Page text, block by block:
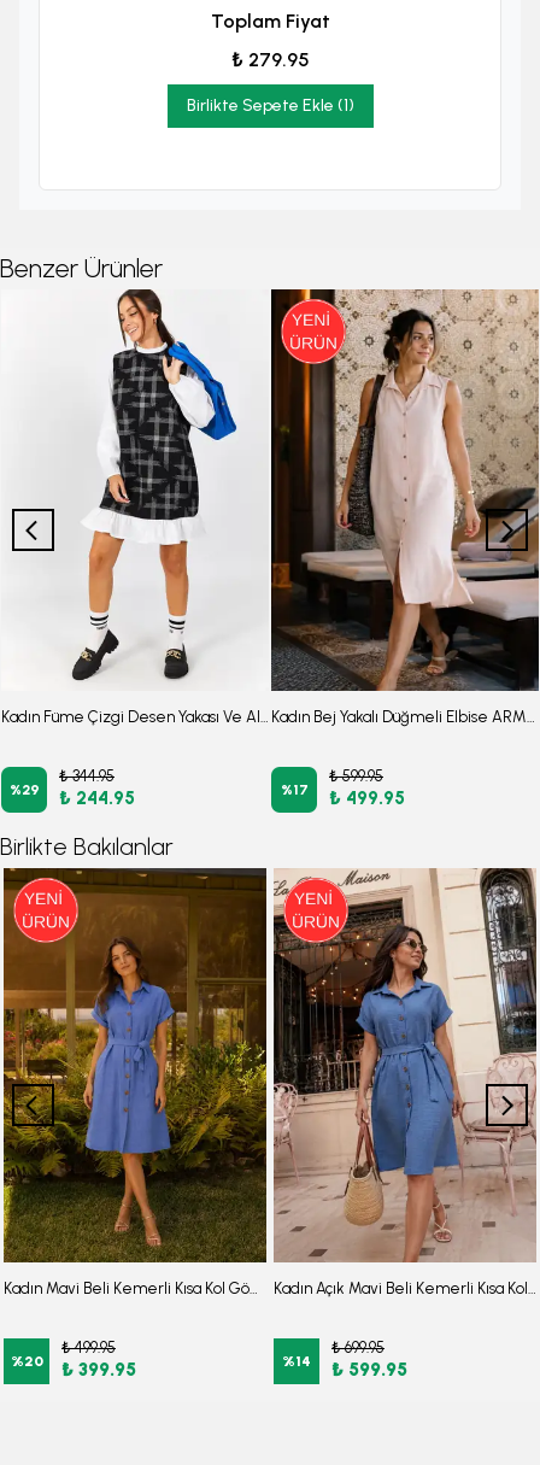
Toplam Fiyat
₺ 279.95
Birlikte Sepete Ekle (1)
Benzer Ürünler
Kadın Füme Çizgi Desen Yakası Ve Altı Fırfırlı Elbise ARM-22Y001164
%29
₺ 344.95
₺ 244.95
Kadın Bej Yakalı Düğmeli Elbise ARM-17Y00028
%17
₺ 599.95
₺ 499.95
Birlikte Bakılanlar
Kadın Mavi Beli Kemerli Kısa Kol Gömlek Elbise ARM-26Y001111
%20
₺ 499.95
₺ 399.95
Kadın Açık Mavi Beli Kemerli Kısa Kol Gömlek Elbise ARM-26Y001111
%14
₺ 699.95
₺ 599.95